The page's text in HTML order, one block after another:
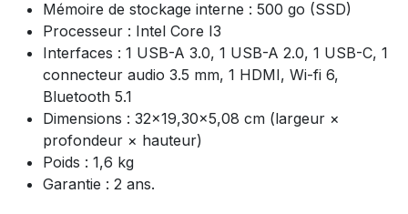
Mémoire de stockage interne : 500 go (SSD)
Processeur : Intel Core I3
Interfaces : 1 USB-A 3.0, 1 USB-A 2.0, 1 USB-C, 1
connecteur audio 3.5 mm, 1 HDMI, Wi-fi 6,
Bluetooth 5.1
Dimensions : 32×19,30×5,08 cm (largeur ×
profondeur × hauteur)
Poids : 1,6 kg
Garantie : 2 ans.